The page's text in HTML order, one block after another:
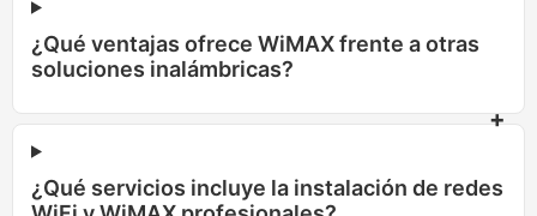
¿Qué ventajas ofrece WiMAX frente a otras
soluciones inalámbricas?
¿Qué servicios incluye la instalación de redes